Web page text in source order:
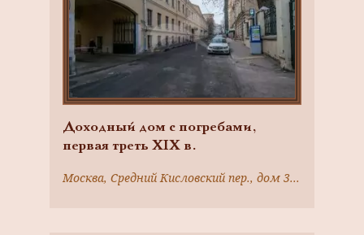
Доходный дом с погребами,
первая треть XIX в.
Москва, Средний Кисловский пер., дом 3, строение 1